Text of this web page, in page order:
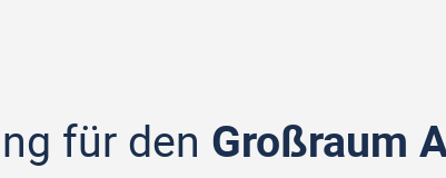
für den Großraum